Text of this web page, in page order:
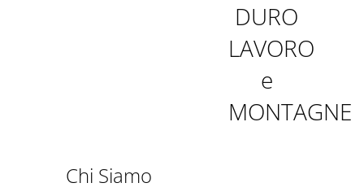
DURO
LAVORO
e
MONTAGNE
Chi Siamo